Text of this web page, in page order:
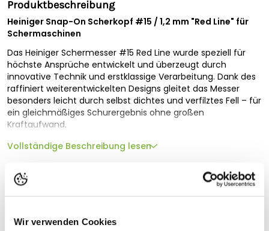
Wir verwenden Cookies
Produktbeschreibung
Heiniger Snap-On Scherkopf #15 / 1,2 mm "Red Line" für
Schermaschinen
Das Heiniger Schermesser #15 Red Line wurde speziell für
höchste Ansprüche entwickelt und überzeugt durch
innovative Technik und erstklassige Verarbeitung. Dank des
raffiniert weiterentwickelten Designs gleitet das Messer
besonders leicht durch selbst dichtes und verfilztes Fell – für
ein gleichmäßiges Schurergebnis ohne großen
Kraftaufwand.
Deroptimierte Schliffund einspezielles Härteverfahren
perfekt eingestellter Scherdruck sorgt für gleichbleibend
Der hochwertige Werkzeugstahl mit speziellem
Vollständige Beschreibung lesen
Technische Spezifikationen
Typ